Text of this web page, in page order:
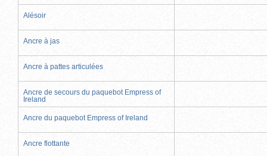
Alésoir
Ancre à jas
Ancre à pattes articulées
Ancre de secours du paquebot Empress of
Ireland
Ancre du paquebot Empress of Ireland
Ancre flottante